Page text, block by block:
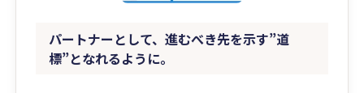
パートナーとして、進むべき先を示す”道
標”となれるように。